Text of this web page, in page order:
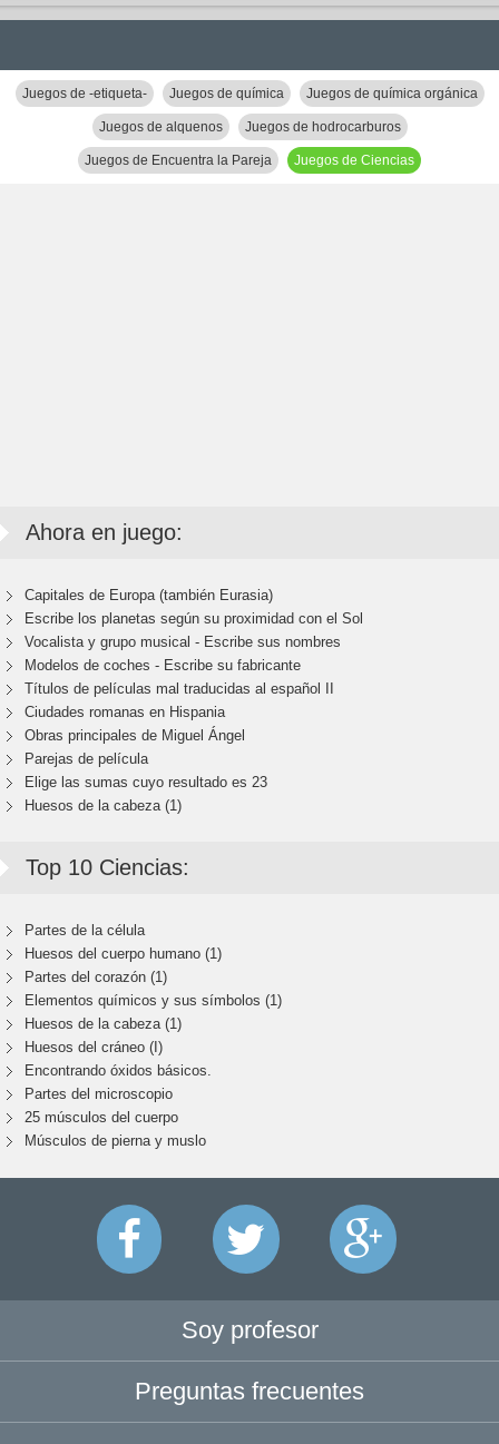
Juegos de -etiqueta- Juegos de química Juegos de química orgánica
Juegos de alquenos Juegos de hodrocarburos
Juegos de Encuentra la Pareja Juegos de Ciencias
Ahora en juego:
Capitales de Europa (también Eurasia)
Escribe los planetas según su proximidad con el Sol
Vocalista y grupo musical - Escribe sus nombres
Modelos de coches - Escribe su fabricante
Títulos de películas mal traducidas al español II
Ciudades romanas en Hispania
Obras principales de Miguel Ángel
Parejas de película
Elige las sumas cuyo resultado es 23
Huesos de la cabeza (1)
Top 10 Ciencias:
Partes de la célula
Huesos del cuerpo humano (1)
Partes del corazón (1)
Elementos químicos y sus símbolos (1)
Huesos de la cabeza (1)
Huesos del cráneo (I)
Encontrando óxidos básicos.
Partes del microscopio
25 músculos del cuerpo
Músculos de pierna y muslo
Soy profesor
Preguntas frecuentes